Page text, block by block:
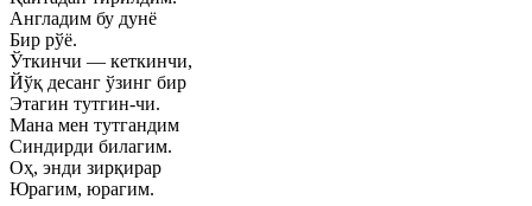
Англадим бу дунё
Бир рўё.
Ўткинчи — кеткинчи,
Йўқ десанг ўзинг бир
Этагин тутгин-чи.
Мана мен тутгандим
Синдирди билагим.
Оҳ, энди зирқирар
Юрагим, юрагим.